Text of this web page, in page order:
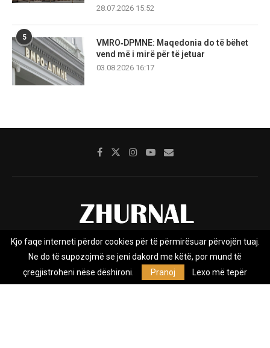
28.07.2026 15:52
5
VMRO‑DPMNE: Maqedonia do të bëhet
vend më i mirë për të jetuar
03.08.2026 16:17
Rreth nesh Impresumi Marketing
Privacy Policy
Zhurnal.mk është Agjenci e Lajmeve e pavarur, e themeluar në vitin
Kjo faqe interneti përdor cookies për të përmirësuar përvojën tuaj.
Ne do të supozojmë se jeni dakord me këtë, por mund të
çregjistroheni nëse dëshironi.
Pranoj Lexo më tepër